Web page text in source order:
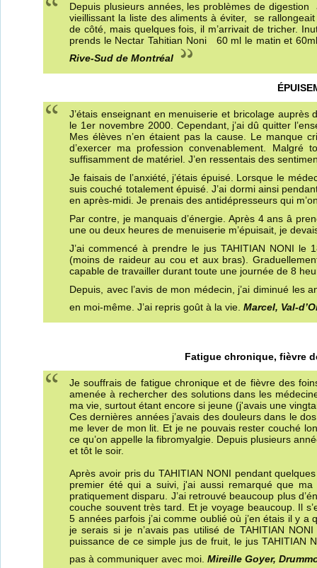
Depuis plusieurs années, les problèmes de
vieillissant la liste des aliments à éviter, se
de côté, mais quelques fois, il m’arrivait de tricher.
prends le Nectar Tahitian Noni 60 ml le matin et
Rive-Sud de Montréal
J’étais enseignant en menuiserie et bricolage auprès
le 1er novembre 2000. Cependant, j’ai dû quitter
Mes élèves n’en étaient pas la cause. Le manque
d’exercer ma profession convenablement.
suffisamment de matériel. J’en ressentais des
Je faisais de l’anxiété, j’étais épuisé. Lorsque le
suis couché totalement épuisé. J’ai dormi ainsi
en après-midi. Je prenais des antidépresseurs qui
Par contre, je manquais d’énergie. Après 4 ans â
une ou deux heures de menuiserie m’épuisait, je
J’ai commencé à prendre le jus TAHITIAN NONI le
(moins de raideur au cou et aux bras).
capable de travailler durant toute une journée de 8
Depuis, avec l’avis de mon médecin, j’ai diminué les
en moi-même. J’ai repris goût à la vie. Marcel, Val-
Fatigue chronique, fièvre
Je souffrais de fatigue chronique et de fièvre des
amenée à rechercher des solutions dans les
ma vie, surtout étant encore si jeune (j'avais une
Ces dernières années j’avais des douleurs dans le
me lever de mon lit. Et je ne pouvais rester couché
ce qu’on appelle la fibromyalgie. Depuis plusieurs
et tôt le soir.
Après avoir pris du TAHITIAN NONI pendant
premier été qui a suivi, j'ai aussi remarqué que
pratiquement disparu. J’ai retrouvé beaucoup plus
couche souvent très tard. Et je voyage beaucoup. Il
5 années parfois j’ai comme oublié où j’en étais il y
je serais si je n’avais pas utilisé de TAHITIAN
puissance de ce simple jus de fruit, le jus TAHITIAN
pas à communiquer avec moi. Mireille Goyer,